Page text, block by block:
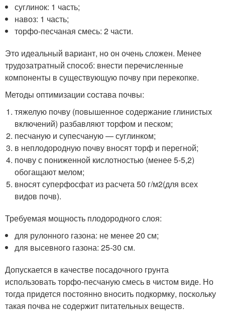
суглинок: 1 часть;
навоз: 1 часть;
торфо-песчаная смесь: 2 части.
Это идеальный вариант, но он очень сложен. Менее
трудозатратный способ: внести перечисленные
компоненты в существующую почву при перекопке.
Методы оптимизации состава почвы:
тяжелую почву (повышенное содержание глинистых
включений) разбавляют торфом и песком;
песчаную и супесчаную — суглинком;
в неплодородную почву вносят торф и перегной;
почву с пониженной кислотностью (менее 5-5,2)
обогащают мелом;
вносят суперфосфат из расчета 50 г/м2(для всех
видов почв).
Требуемая мощность плодородного слоя:
для рулонного газона: не менее 20 см;
для высевного газона: 25-30 см.
Допускается в качестве посадочного грунта
использовать торфо-песчаную смесь в чистом виде. Но
тогда придется постоянно вносить подкормку, поскольку
такая почва не содержит питательных веществ.